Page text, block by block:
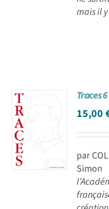
mais il
Traces 6
15,00
par
Simon